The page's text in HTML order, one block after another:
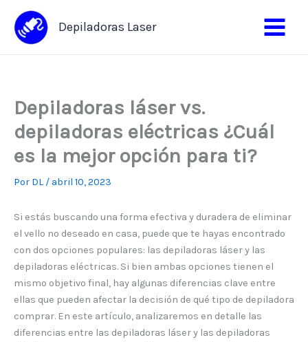
contenido
Depiladoras Laser
Depiladoras láser vs.
depiladoras eléctricas ¿Cuál
es la mejor opción para ti?
Por DL / abril 10, 2023
Si estás buscando una forma efectiva y duradera de eliminar
el vello no deseado en casa, puede que te hayas encontrado
con dos opciones populares: las depiladoras láser y las
depiladoras eléctricas. Si bien ambas opciones tienen el
mismo objetivo final, hay algunas diferencias clave entre
ellas que pueden afectar la decisión de qué tipo de depiladora
comprar. En este artículo, analizaremos en detalle las
diferencias entre las depiladoras láser y las depiladoras